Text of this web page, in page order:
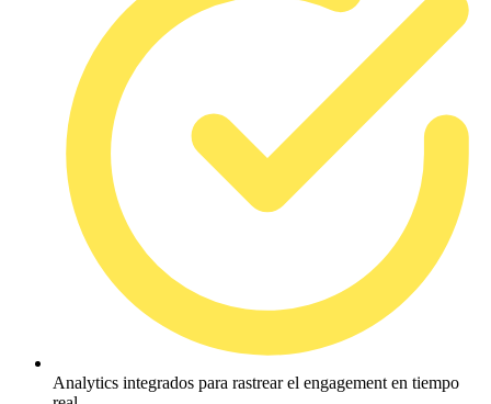
Analytics integrados para rastrear el engagement en tiempo